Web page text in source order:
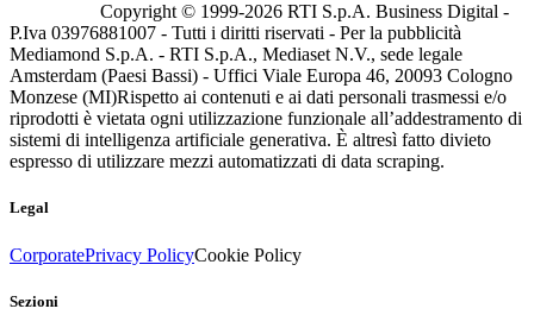
Copyright © 1999-2026 RTI S.p.A. Business Digital -
P.Iva 03976881007 - Tutti i diritti riservati - Per la pubblicità
Mediamond S.p.A. - RTI S.p.A., Mediaset N.V., sede legale
Amsterdam (Paesi Bassi) - Uffici Viale Europa 46, 20093 Cologno
Monzese (MI)Rispetto ai contenuti e ai dati personali trasmessi e/o
riprodotti è vietata ogni utilizzazione funzionale all’addestramento di
sistemi di intelligenza artificiale generativa. È altresì fatto divieto
espresso di utilizzare mezzi automatizzati di data scraping.
Legal
CorporatePrivacy PolicyCookie Policy
Sezioni